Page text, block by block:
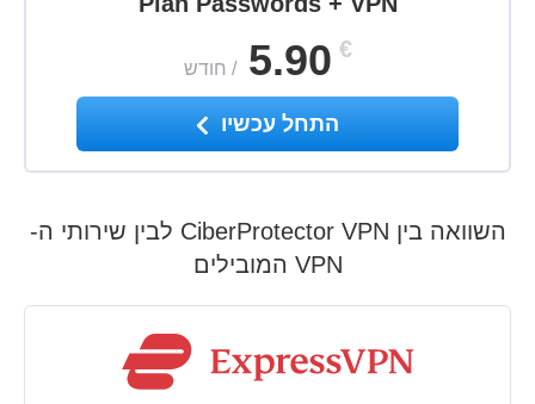
€
5.90
/ חודש
התחל עכשיו
השוואה בין CiberProtector VPN לבין שירותי ה-
VPN המובילים